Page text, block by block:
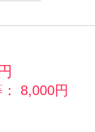
円
8,000円